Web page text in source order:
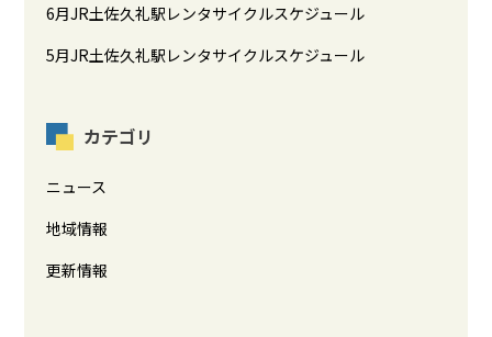
6月JR土佐久礼駅レンタサイクルスケジュール
5月JR土佐久礼駅レンタサイクルスケジュール
カテゴリ
ニュース
地域情報
更新情報